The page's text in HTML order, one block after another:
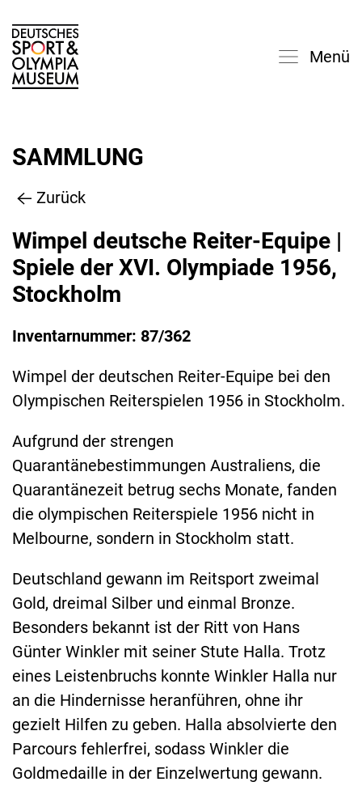
Menü
SAMMLUNG
Zurück
Wimpel deutsche Reiter-Equipe |
Spiele der XVI. Olympiade 1956,
Stockholm
Inventarnummer: 87/362
Wimpel der deutschen Reiter-Equipe bei den
Olympischen Reiterspielen 1956 in Stockholm.
Aufgrund der strengen
Quarantänebestimmungen Australiens, die
Quarantänezeit betrug sechs Monate, fanden
die olympischen Reiterspiele 1956 nicht in
Melbourne, sondern in Stockholm statt.
Deutschland gewann im Reitsport zweimal
Gold, dreimal Silber und einmal Bronze.
Besonders bekannt ist der Ritt von Hans
Günter Winkler mit seiner Stute Halla. Trotz
eines Leistenbruchs konnte Winkler Halla nur
an die Hindernisse heranführen, ohne ihr
gezielt Hilfen zu geben. Halla absolvierte den
Parcours fehlerfrei, sodass Winkler die
Goldmedaille in der Einzelwertung gewann.